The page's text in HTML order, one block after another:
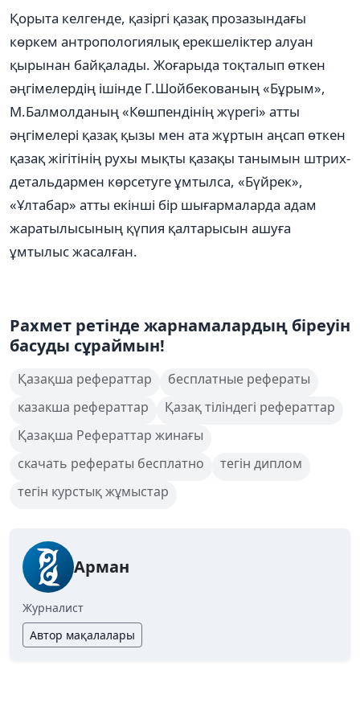
Қорыта келгенде, қазіргі қазақ прозазындағы
көркем антропологиялық ерекшеліктер алуан
қырынан байқалады. Жоғарыда тоқталып өткен
әңгімелердің ішінде Г.Шойбекованың «Бұрым»,
М.Балмолданың «Көшпендінің жүрегі» атты
әңгімелері қазақ қызы мен ата жұртын аңсап өткен
қазақ жігітінің рухы мықты қазақы танымын штрих-
детальдармен көрсетуге ұмтылса, «Бүйрек»,
«Ұлтабар» атты екінші бір шығармаларда адам
жаратылысының қүпия қалтарысын ашуға
ұмтылыс жасалған.
Рахмет ретінде жарнамалардың біреуін
басуды сұраймын!
Қазақша рефераттар
бесплатные рефераты
казакша рефераттар
Қазақ тіліндегі рефераттар
Қазақша Рефераттар жинағы
скачать рефераты бесплатно
тегін диплом
тегін курстық жұмыстар
Арман
Журналист
Автор мақалалары